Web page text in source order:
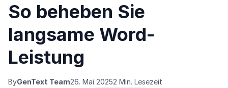
So beheben Sie
langsame Word-
Leistung
ByGenText Team26. Mai 20252 Min. Lesezeit